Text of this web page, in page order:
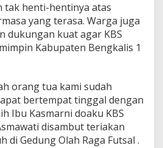
tak henti-hentinya atas
yang terasa. Warga juga
dukungan kuat agar KBS
Kabupaten Bengkalis 1
orang tua kami sudah
bertempat tinggal dengan
Ibu Kasmarni doaku KBS
disambut teriakan
di Gedung Olah Raga Futsal .